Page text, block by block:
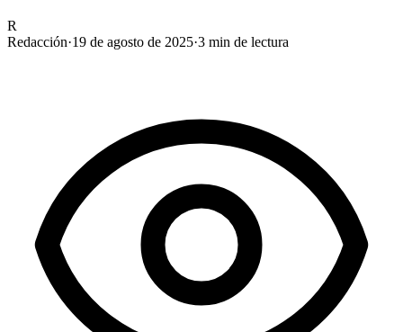
R
Redacción·19 de agosto de 2025·3 min de lectura